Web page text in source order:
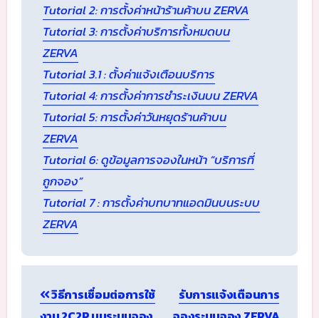
Tutorial 2: การตั้งค่าหน้าร้านค้าบน ZERVA
Tutorial 3: การตั้งค่าบริการทั้งหมดบน
ZERVA
Tutorial 3.1 : ตั้งค่าแจ้งเตือนบริการ
Tutorial 4: การตั้งค่าการชำระเงินบน ZERVA
Tutorial 5: การตั้งค่าวันหยุดร้านค้าบน
ZERVA
Tutorial 6: ดูข้อมูลการจองในหน้า “บริการที่
ถูกจอง”
Tutorial 7 : การตั้งค่าบทบาทแอดมินบนระบบ
ZERVA
navigation
วิธีการเชื่อมต่อการใช้
รับการแจ้งเตือนการ